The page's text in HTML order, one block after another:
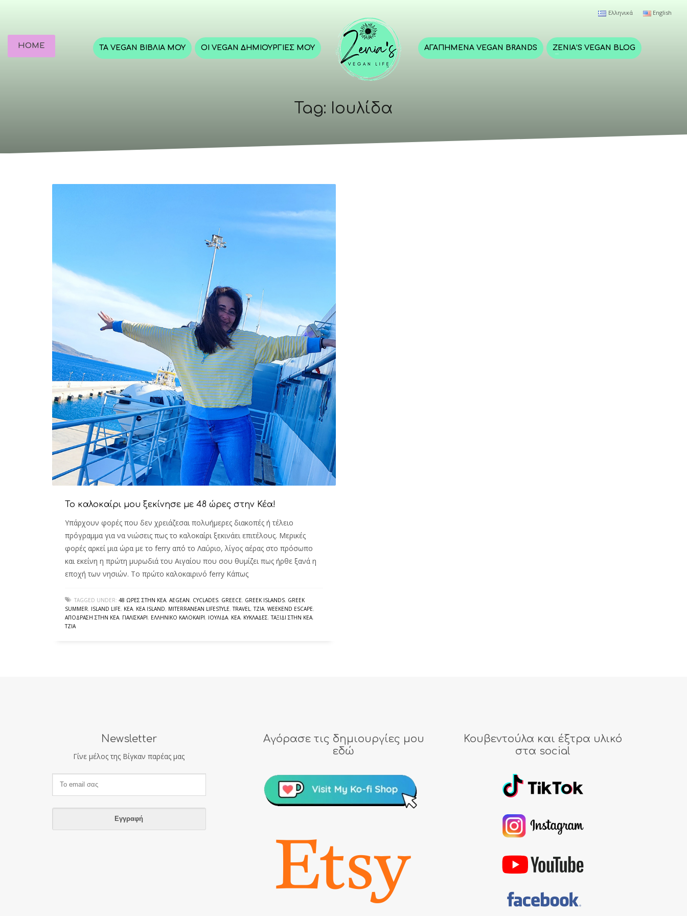
Ελληνικά English
ΤΑ VEGAN ΒΙΒΛΊΑ ΜΟΥ ΟΙ VEGAN ΔΗΜΙΟΥΡΓΊΕΣ ΜΟΥ ΑΓΑΠΗΜΈΝΑ VEGAN BRANDS ZENIA’S VEGAN BLOG
HOME
Tag: Ιουλίδα
Το καλοκαίρι μου ξεκίνησε με 48 ώρες στην Κέα!
Υπάρχουν φορές που δεν χρειάζεσαι πολυήμερες διακοπές ή τέλειο
πρόγραμμα για να νιώσεις πως το καλοκαίρι ξεκινάει επιτέλους. Μερικές
φορές αρκεί μια ώρα με το ferry από το Λαύριο, λίγος αέρας στο πρόσωπο
και εκείνη η πρώτη μυρωδιά του Αιγαίου που σου θυμίζει πως ήρθε ξανά η
εποχή των νησιών. Το πρώτο καλοκαιρινό ferry Κάπως
TAGGED UNDER: 48 ΏΡΕΣ ΣΤΗΝ ΚΈΑ, AEGEAN, CYCLADES, GREECE, GREEK ISLANDS, GREEK
SUMMER, ISLAND LIFE, KEA, KEA ISLAND, MITERRANEAN LIFESTYLE,TRAVEL,TZIA, WEEKEND ESCAPE,
ΑΠΌΔΡΑΣΗ ΣΤΗΝ ΚΈΑ, ΓΙΑΛΙΣΚΆΡΙ, ΕΛΛΗΝΙΚΌ ΚΑΛΟΚΑΊΡΙ, ΙΟΥΛΊΔΑ, ΚΈΑ, ΚΥΚΛΆΔΕΣ,ΤΑΞΊΔΙ ΣΤΗΝ ΚΈΑ,
ΤΖΙΆ
Newsletter
Γίνε μέλος της Βίγκαν παρέας μας
Αγόρασε τις δημιουργίες μου
εδώ
Κουβεντούλα και έξτρα υλικό
στα social